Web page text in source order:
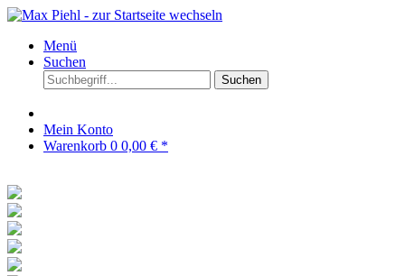
Menü
Suchen
Suchen
Mein Konto
Warenkorb 0 0,00 € *